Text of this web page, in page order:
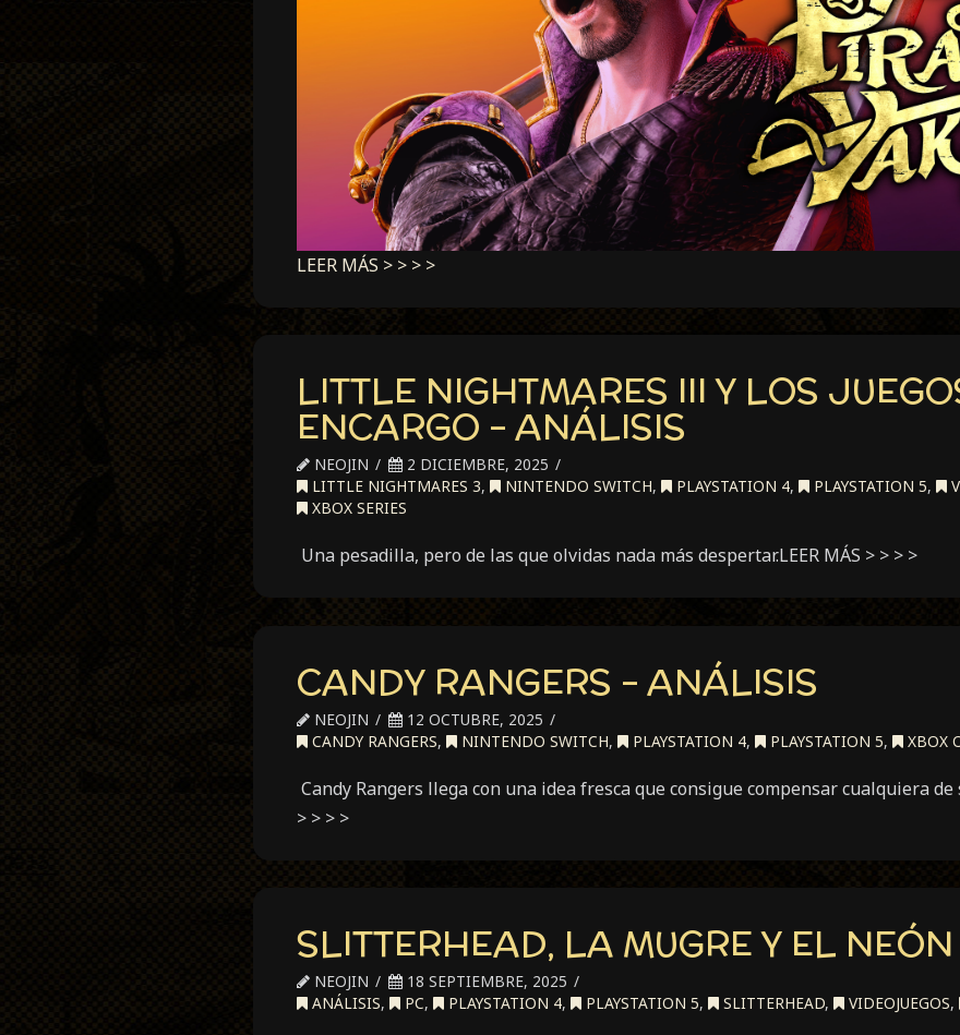
LEER MÁS > > > >
LITTLE NIGHTMARES III Y LOS
ENCARGO – ANÁLISIS
NEOJIN
2 DICIEMBRE, 2025
LITTLE NIGHTMARES 3, NINTENDO SWITCH, PLAYSTATION 4, PLAYSTATION 5,
XBOX SERIES
Una pesadilla, pero de las que olvidas nada más despertar.LEER MÁS > > > >
CANDY RANGERS – ANÁLISIS
NEOJIN
12 OCTUBRE, 2025
CANDY RANGERS, NINTENDO SWITCH, PLAYSTATION 4, PLAYSTATION 5, XBOX
Candy Rangers llega con una idea fresca que consigue compensar cualquiera de
> > > >
SLITTERHEAD, LA MUGRE Y EL
NEOJIN
18 SEPTIEMBRE, 2025
ANÁLISIS, PC, PLAYSTATION 4, PLAYSTATION 5, SLITTERHEAD, VIDEOJUEGOS,